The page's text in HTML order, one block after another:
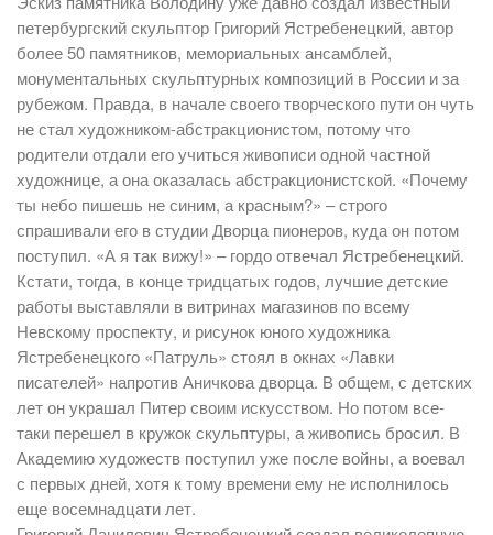
петербургский скульптор Григорий Ястребенецкий, автор
более 50 памятников, мемориальных ансамблей,
монументальных скульптурных композиций в России и за
рубежом. Правда, в начале своего творческого пути он чуть
не стал художником-абстракционистом, потому что
родители отдали его учиться живописи одной частной
художнице, а она оказалась абстракционистской. «Почему
ты небо пишешь не синим, а красным?» – строго
спрашивали его в студии Дворца пионеров, куда он потом
поступил. «А я так вижу!» – гордо отвечал Ястребенецкий.
Кстати, тогда, в конце тридцатых годов, лучшие детские
работы выставляли в витринах магазинов по всему
Невскому проспекту, и рисунок юного художника
Ястребенецкого «Патруль» стоял в окнах «Лавки
писателей» напротив Аничкова дворца. В общем, с детских
лет он украшал Питер своим искусством. Но потом все-
таки перешел в кружок скульптуры, а живопись бросил. В
Академию художеств поступил уже после войны, а воевал
с первых дней, хотя к тому времени ему не исполнилось
еще восемнадцати лет.